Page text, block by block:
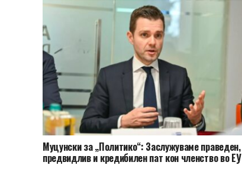
Муцунски за „Политико“: Заслужуваме праведен,
предвидлив и кредибилен пат кон членство во ЕУ